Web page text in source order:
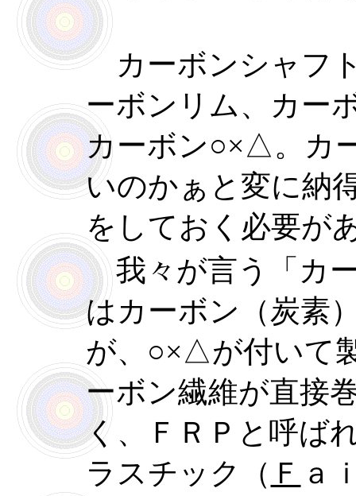
カーボンシャフ
ーボンリム、カー
カーボン○×△。カ
いのかぁと変に納
をしておく必要が
我々が言う「カ
はカーボン（炭素
が、○×△が付いて
ーボン繊維が直接
く、ＦＲＰと呼ば
ラスチック（ Ｆ ａ